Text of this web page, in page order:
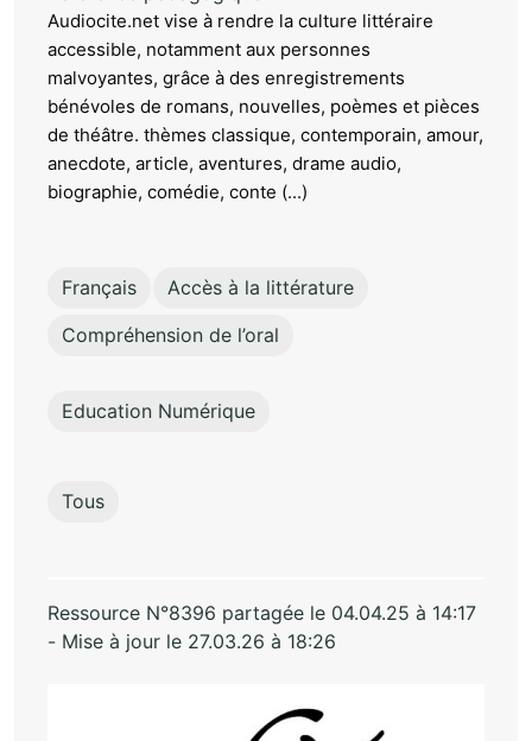
Audiocite.net vise à rendre la culture littéraire
accessible, notamment aux personnes
malvoyantes, grâce à des enregistrements
bénévoles de romans, nouvelles, poèmes et pièces
de théâtre. thèmes classique, contemporain, amour,
anecdote, article, aventures, drame audio,
biographie, comédie, conte (...)
Français
Accès à la littérature
Compréhension de l’oral
Education Numérique
Tous
Ressource N°8396 partagée le 04.04.25 à 14:17
- Mise à jour le 27.03.26 à 18:26